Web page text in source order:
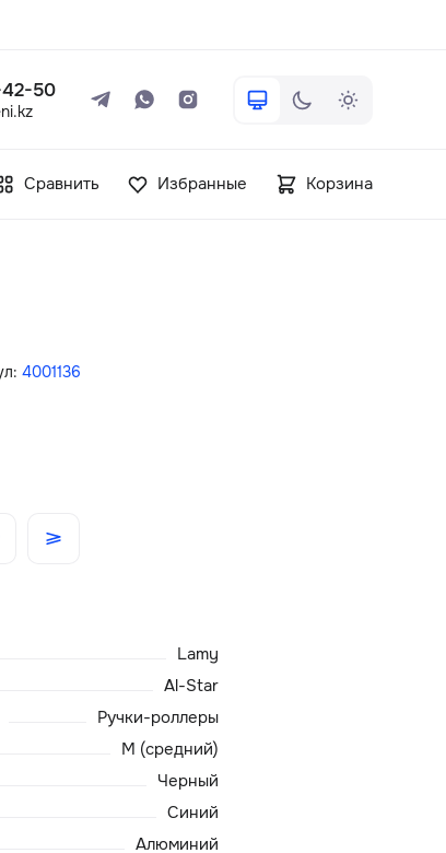
42-50
Сравнить Избранные Корзина
4001136
Lamy
Al-Star
Ручки-роллеры
M (средний)
Черный
Синий
Алюминий
+7 ( 705 ) 181-42-50
Доставка и оплата